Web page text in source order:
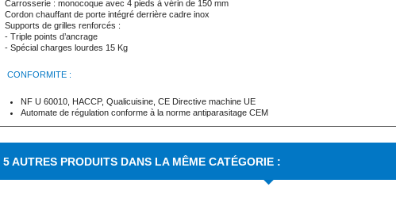
Carrosserie : monocoque avec 4 pieds à vérin de 150 mm
Cordon chauffant de porte intégré derrière cadre inox
Supports de grilles renforcés :
- Triple points d’ancrage
- Spécial charges lourdes 15 Kg
CONFORMITE :
NF U 60010, HACCP, Qualicuisine, CE Directive machine UE
Automate de régulation conforme à la norme antiparasitage CEM
5 AUTRES PRODUITS DANS LA MÊME CATÉGORIE :